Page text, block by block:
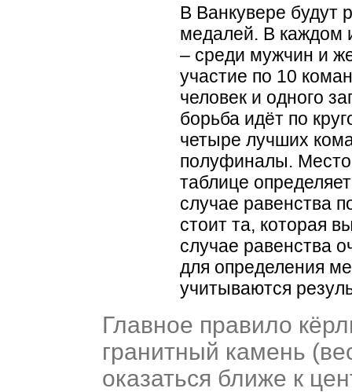
В Ванкувере будут
медалей. В каждом
– среди мужчин и
участие по 10
человек и одного
борьба идёт по
четыре лучших
полуфиналы.
таблице
случае равенства
стоит та, которая
случае равенства
для определения
учитываются
Главное правило
гранитный камень (
оказаться ближе к